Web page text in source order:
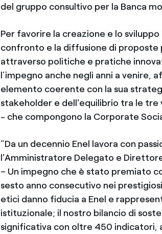
del gruppo consultivo per la Banca
Per favorire la creazione e lo
confronto e la diffusione di
attraverso politiche e pratiche
l’impegno anche negli anni a venire,
elemento coerente con la sua
stakeholder e dell'equilibrio tra le tre
- che compongono la Corporate
“Da un decennio Enel lavora con
l'Amministratore Delegato e
– Un impegno che è stato premiato
sesto anno consecutivo nei
etici danno fiducia a Enel e
istituzionale; il nostro bilancio di
significativa con oltre 450 indicatori,